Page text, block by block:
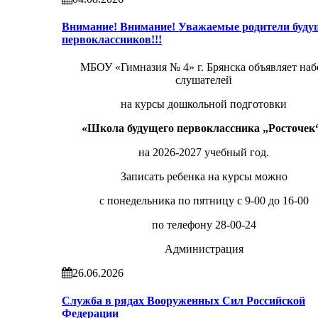
Внимание! Внимание! Уважаемые родители
первоклассников!!!
МБОУ «Гимназия № 4» г. Брянска объявляет
слушателей
на курсы дошкольной подготовки
«Школа будущего первоклассника
на 2026-2027 учебный год.
Записать ребенка на курсы можно
с понедельника по пятницу с 9-00 до 16-00
по телефону 28-00-24
Администрация
26.06.2026
Служба в рядах Вооруженных Сил Российской
Федерации